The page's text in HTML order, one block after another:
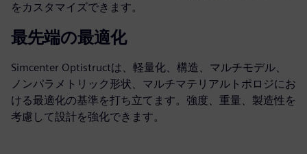
をカスタマイズできます。
最先端の最適化
Simcenter Optistructは、軽量化、構造、マルチモデル、
ノンパラメトリック形状、マルチマテリアルトポロジにお
ける最適化の基準を打ち立てます。強度、重量、製造性を
考慮して設計を強化できます。